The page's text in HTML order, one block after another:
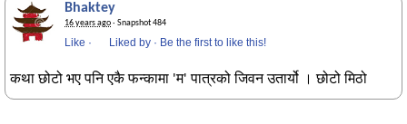
Bhaktey
16 years ago· Snapshot 484
Like · Liked by · Be the first to like this!
कथा छोटो भए पनि एकै फन्कामा 'म' पात्रको जिवन उतार्यो । छोटो मिठो